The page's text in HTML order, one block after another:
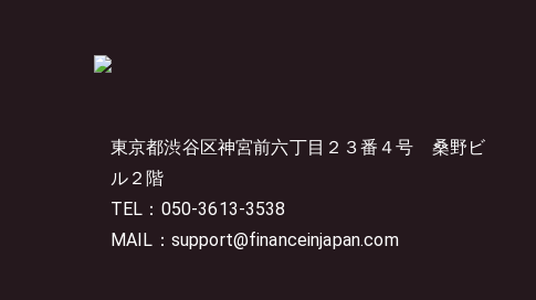
東京都渋谷区神宮前六丁目２３番４号 桑野ビ
ル２階
TEL：050-3613-3538
MAIL：support@financeinjapan.com